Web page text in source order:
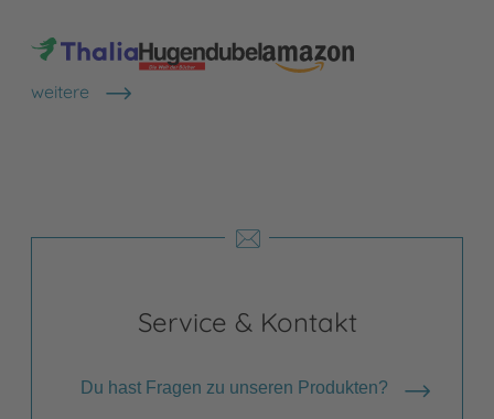
weitere
Shops anzeigen
Service & Kontakt
Du hast Fragen zu unseren Produkten?